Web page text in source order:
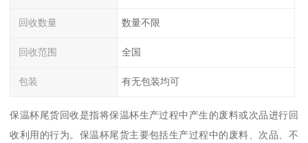
回收数量 数量不限
回收范围 全国
包装 有无包装均可
保温杯尾货回收是指将保温杯生产过程中产生的废料或次品进行回
收利用的行为。保温杯尾货主要包括生产过程中的废料、次品、不